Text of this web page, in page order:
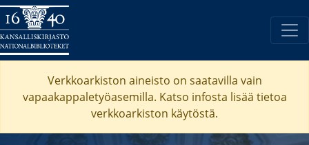
Verkkoarkiston aineisto on saatavilla vain
vapaakappaletyöasemilla. Katso infosta lisää tietoa
verkkoarkiston käytöstä.